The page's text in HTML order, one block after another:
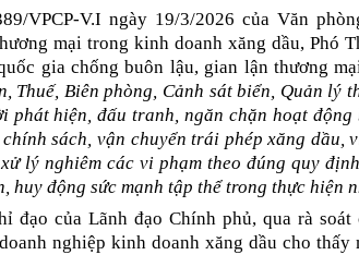
VPCP-V.I ngày 19/3/2026 của Văn
mại trong kinh doanh xăng dầu, Phó
gia chống buôn lậu, gian lận thương
Thuế, Biên phòng, Cảnh sát biển, Quản lý
phát hiện, đấu tranh, ngăn chặn hoạt động
sách, vận chuyển trái phép xăng dầu,
lý nghiêm các vi phạm theo đúng quy
huy động sức mạnh tập thể trong thực hiện
đạo của Lãnh đạo Chính phủ, qua rà
nghiệp kinh doanh xăng dầu cho thấy